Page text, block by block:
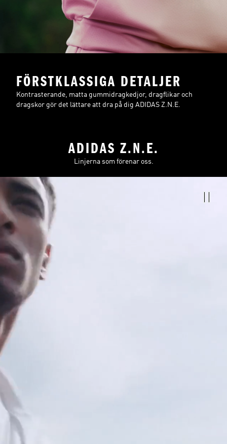
FÖRSTKLASSIGA DETALJER
Kontrasterande, matta gummidragkedjor, dragflikar och
dragskor gör det lättare att dra på dig ADIDAS Z.N.E.
ADIDAS Z.N.E.
Linjerna som förenar oss.